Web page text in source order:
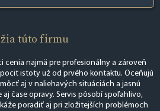
túto firmu
cenia najmä pre profesionálny a zároveň
istoty už od prvého kontaktu. Oceňujú
aj v naliehavých situáciách a jasnú
čase opravy. Servis pôsobí spoľahlivo,
poradiť aj pri zložitejších problémoch